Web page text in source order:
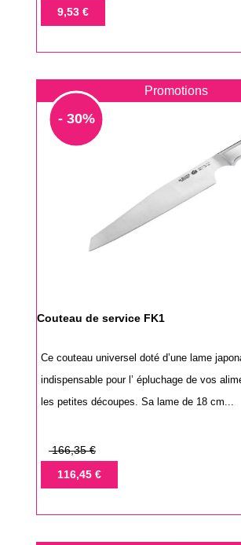
base
Prix9,53 €
Promotions
- 30%
Couteau de service FK1
Ce couteau universel doté d’une lame
indispensable pour l’ épluchage de vos
les petites découpes. Sa lame de 18 cm...
Prix
base
166,35 €
Prix116,45 €